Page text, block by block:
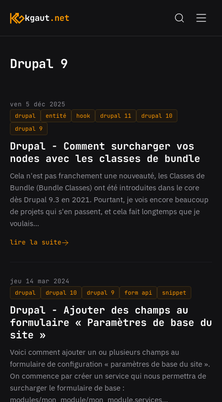
kgaut.net
Drupal 9
ven 5 déc 2025
drupal entité hook drupal 11
drupal 10
drupal 9
Drupal - Comment surcharger vos
nodes avec les classes de bundle
Cela n'est pas franchement une nouveauté, les Classes de
Bundle (Bundle Classes) ont été introduites dans le core
dès Drupal 9.3 en 2021. Pourtant, je vois encore beaucoup
de projets qui s'en passent, et cela fait longtemps que je
voulais…
lire la suite
Drupal
surcharger
vos
nodes
avec
les
classes
de
jeu 14 mar 2024
drupal drupal 10 drupal 9 form api snippet
Drupal - Ajouter des champs au
formulaire « Paramètres de base du
site »
Voici comment ajouter un ou plusieurs champs au
formulaire de configuration « paramètres de base du site ».
On commence par créer un service qui nous permettra de
surcharger le formulaire de base :
modules/mon_module/mon_module.services…